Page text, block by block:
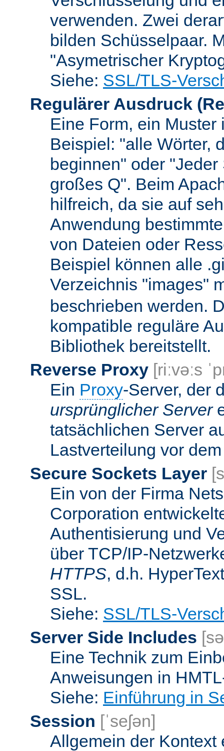
verwenden. Zwei
bilden Schüsselpaar.
"Asymetrischer
Siehe: SSL/TLS-
Regulärer Ausdruck
Eine Form, ein Muster
Beispiel: "alle Wörter,
beginnen" oder
großes Q". Beim
hilfreich, da sie auf
Anwendung
von Dateien oder
Beispiel können alle
Verzeichnis "images"
beschrieben werden.
kompatible reguläre
Bibliothek bereitstellt.
Reverse Proxy [riːvəːs
Ein Proxy-Server, der
ursprünglicher Server
tatsächlichen Server
Lastverteilung vor
Secure Sockets Layer
Ein von der Firma
Corporation
Authentisierung und
über TCP/IP-
HTTPS, d.h.
SSL.
Siehe: SSL/TLS-
Server Side Includes
Eine Technik zum
Anweisungen in
Siehe: Einführung in
Session [ˈseʃən]
Allgemein der Kontext